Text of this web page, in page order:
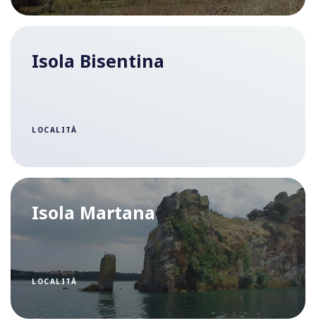
Isola Bisentina
LOCALITÀ
Isola Martana
LOCALITÀ